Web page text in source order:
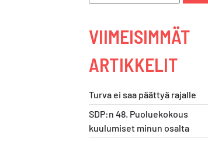
VIIMEISIMMÄT
ARTIKKELIT
Turva ei saa päättyä rajalle
SDP:n 48. Puoluekokous
kuulumiset minun osalta